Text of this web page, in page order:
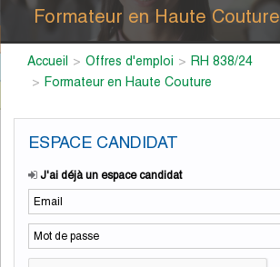
Formateur en Haute Couture
Accueil Offres d'emploi
RH 838/24
Formateur en Haute Couture
ESPACE CANDIDAT
J'ai déjà un espace candidat